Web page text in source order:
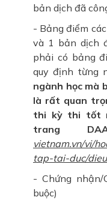
bản dịch đã
- Bảng điểm
và 1 bản dịch
phải có bảng
quy định từng
ngành học mà
là rất quan
thi kỳ thi tốt
trang
vietnam.vn/vi/
tap-tai-duc/
- Chứng
buộc)